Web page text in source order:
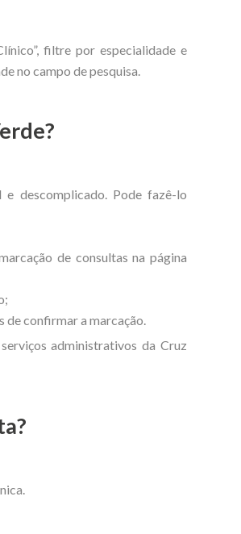
filtre por especialidade e
no campo de pesquisa.
descomplicado. Pode fazê-lo
de consultas na página
confirmar a marcação.
administrativos da Cruz